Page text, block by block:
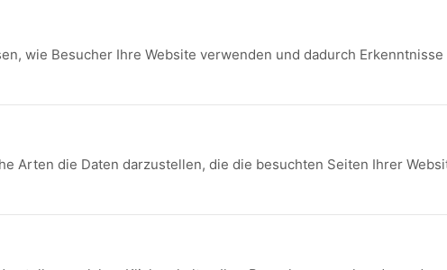
wie Besucher Ihre Website verwenden und dadurch Erkenntnisse
Arten die Daten darzustellen, die die besuchten Seiten Ihrer